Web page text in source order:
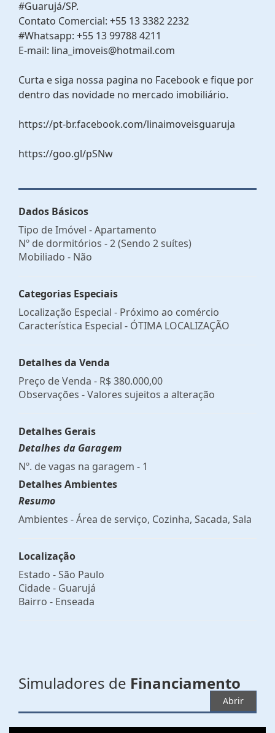
#Guarujá/SP.
Contato Comercial: +55 13 3382 2232
#Whatsapp: +55 13 99788 4211
E-mail: lina_imoveis@hotmail.com
Curta e siga nossa pagina no Facebook e fique por
dentro das novidade no mercado imobiliário.
https://pt-br.facebook.com/linaimoveisguaruja
https://goo.gl/pSNw
Dados Básicos
Tipo de Imóvel - Apartamento
Nº de dormitórios - 2 (Sendo 2 suítes)
Mobiliado - Não
Categorias Especiais
Localização Especial - Próximo ao comércio
Característica Especial - ÓTIMA LOCALIZAÇÃO
Detalhes da Venda
Preço de Venda - R$ 380.000,00
Observações - Valores sujeitos a alteração
Detalhes Gerais
Detalhes da Garagem
Nº. de vagas na garagem - 1
Detalhes Ambientes
Resumo
Ambientes - Área de serviço, Cozinha, Sacada, Sala
Localização
Estado -São Paulo
Cidade - Guarujá
Bairro - Enseada
Simuladores de Financiamento
Abrir